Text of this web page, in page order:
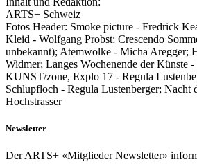
ARTS+ Schweiz
Fotos Header: Smoke picture - Fredrick
Kleid - Wolfgang Probst; Crescendo
unbekannt); Atemwolke - Micha Aregger;
Widmer; Langes Wochenende der Künste -
KUNST/zone, Explo 17 - Regula
Schlupfloch - Regula Lustenberger; Nacht
Hochstrasser
Newsletter
Der ARTS+ «Mitglieder Newsletter»